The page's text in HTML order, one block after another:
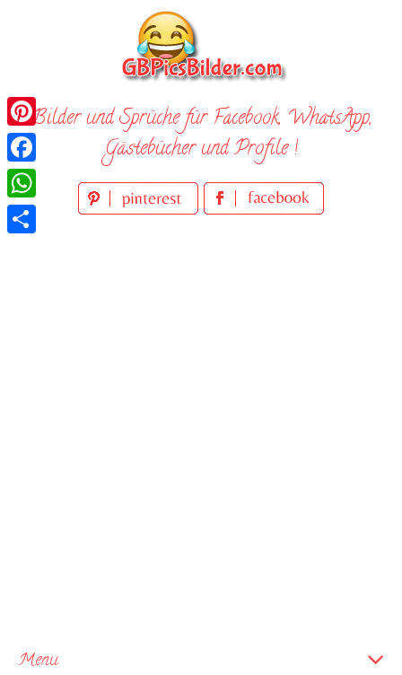
Bilder und Sprüche für Facebook, WhatsApp,
Gästebücher und Profile !
Menu
Pinterest
Facebook
WhatsApp